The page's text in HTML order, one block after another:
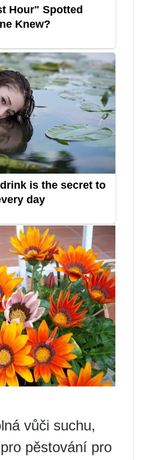
vůči suchu,
pěstování pro